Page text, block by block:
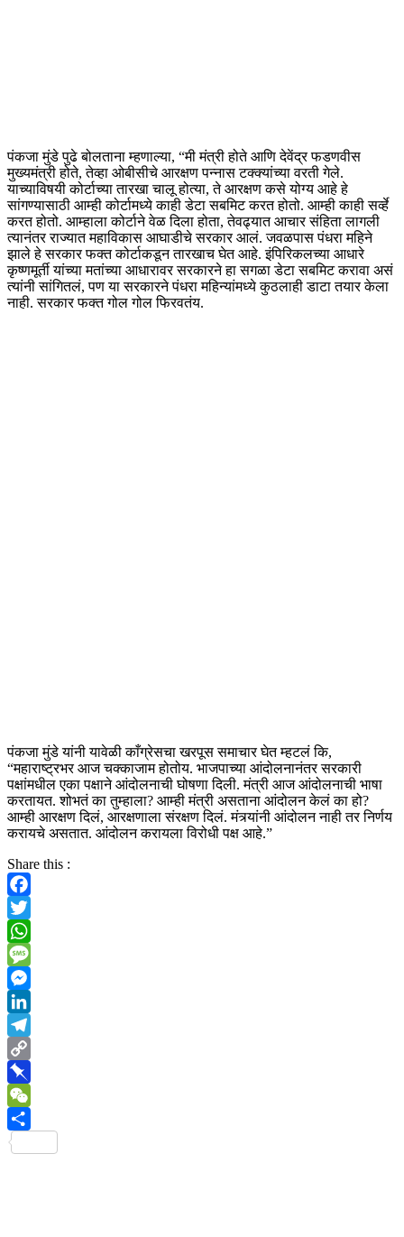
पंकजा मुंडे पुढे बोलताना म्हणाल्या, “मी मंत्री होते आणि देवेंद्र फडणवीस
मुख्यमंत्री होते, तेव्हा ओबीसीचे आरक्षण पन्नास टक्क्यांच्या वरती गेले.
याच्याविषयी कोर्टाच्या तारखा चालू होत्या, ते आरक्षण कसे योग्य आहे हे
सांगण्यासाठी आम्ही कोर्टामध्ये काही डेटा सबमिट करत होतो. आम्ही काही सर्व्हे
करत होतो. आम्हाला कोर्टाने वेळ दिला होता, तेवढ्यात आचार संहिता लागली
त्यानंतर राज्यात महाविकास आघाडीचे सरकार आलं. जवळपास पंधरा महिने
झाले हे सरकार फक्त कोर्टाकडून तारखाच घेत आहे. इंपिरिकलच्या आधारे
कृष्णमूर्ती यांच्या मतांच्या आधारावर सरकारने हा सगळा डेटा सबमिट करावा असं
त्यांनी सांगितलं, पण या सरकारने पंधरा महिन्यांमध्ये कुठलाही डाटा तयार केला
नाही. सरकार फक्त गोल गोल फिरवतंय.
पंकजा मुंडे यांनी यावेळी काँग्रेसचा खरपूस समाचार घेत म्हटलं कि,
“महाराष्ट्रभर आज चक्काजाम होतोय. भाजपाच्या आंदोलनानंतर सरकारी
पक्षांमधील एका पक्षाने आंदोलनाची घोषणा दिली. मंत्री आज आंदोलनाची भाषा
करतायत. शोभतं का तुम्हाला? आम्ही मंत्री असताना आंदोलन केलं का हो?
आम्ही आरक्षण दिलं, आरक्षणाला संरक्षण दिलं. मंत्र्यांनी आंदोलन नाही तर निर्णय
करायचे असतात. आंदोलन करायला विरोधी पक्ष आहे.”
Share this :
Facebook
Twitter
WhatsApp
Message
Messenger
LinkedIn
Telegram
Copy
Link
Pinboard
WeChat